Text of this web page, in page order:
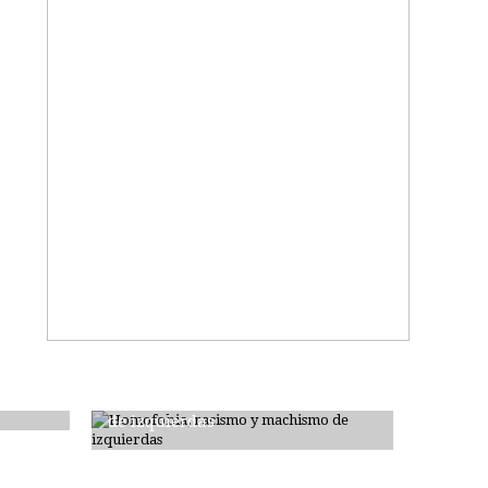
de izquierdas